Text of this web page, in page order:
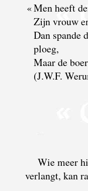
«Men heeft
Zijn vrouw
Dan spande
ploeg,
Maar de
(J.W.F.
Wie meer
verlangt, kan